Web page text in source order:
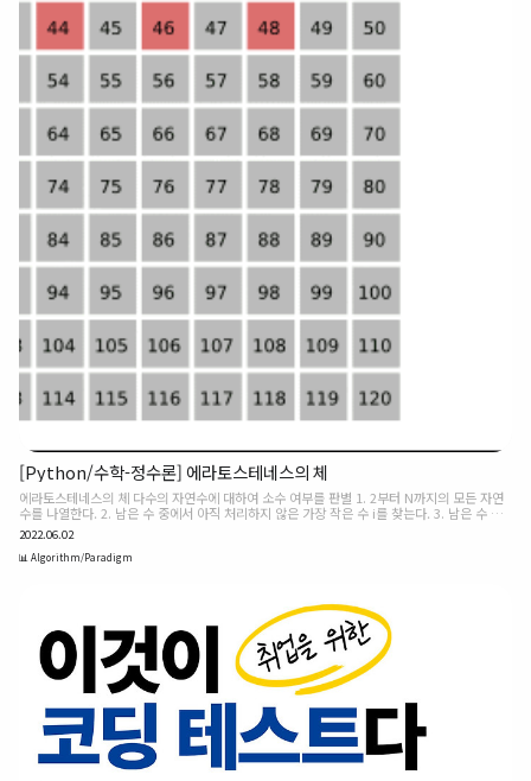
[Python/수학-정수론] 에라토스테네스의 체
에라토스테네스의 체 다수의 자연수에 대하여 소수 여부를 판별 1. 2부터 N까지의 모든 자연
수를 나열한다. 2. 남은 수 중에서 아직 처리하지 않은 가장 작은 수 i를 찾는다. 3. 남은 수 중
에서 i의 배수를 모두 제거한다.(i는 제거하지 않는다.) 4. 더 이상 반복할 수 없을 때까지 2번
과 3번의 과정을 반복한다. 이후 남아있는 수들은 모두 소수가 된다. python 구현 코드
import math n = 1000 array = [True for _ in range(n + 1)] # 소수일 경우 True, 소수
2022.06.02
📊 Algorithm/Paradigm